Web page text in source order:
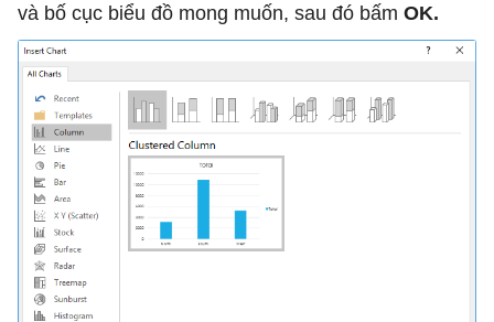
và bố cục biểu đồ mong muốn, sau đó bấm OK.